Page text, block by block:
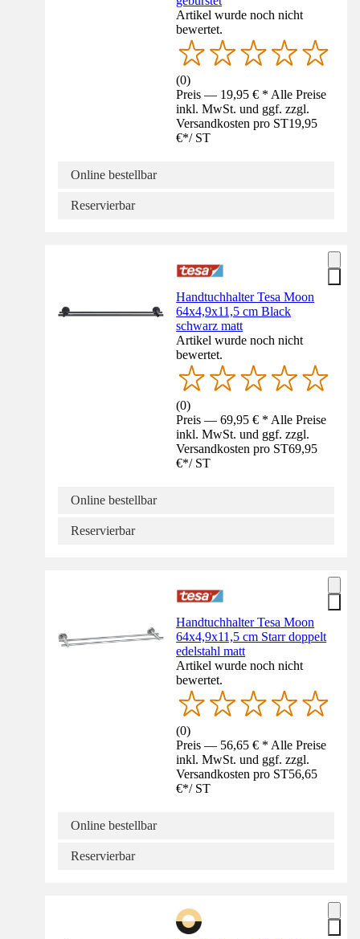
Artikel wurde noch nicht
bewertet.
(0)
Preis — 19,95 € * Alle Preise
inkl. MwSt. und ggf. zzgl.
Versandkosten pro ST19,95
€*/ ST
Online bestellbar
Reservierbar
Handtuchhalter Tesa Moon
64x4,9x11,5 cm Black
schwarz matt
Artikel wurde noch nicht
bewertet.
(0)
Preis — 69,95 € * Alle Preise
inkl. MwSt. und ggf. zzgl.
Versandkosten pro ST69,95
€*/ ST
Online bestellbar
Reservierbar
Handtuchhalter Tesa Moon
64x4,9x11,5 cm Starr doppelt
edelstahl matt
Artikel wurde noch nicht
bewertet.
(0)
Preis — 56,65 € * Alle Preise
inkl. MwSt. und ggf. zzgl.
Versandkosten pro ST56,65
€*/ ST
Online bestellbar
Reservierbar